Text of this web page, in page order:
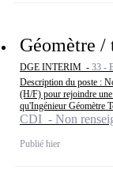
Géomètre /
DGE INTERIM - 33 -
Description du poste :
(H/F) pour rejoindre une
qu'Ingénieur Géomètre
CDI - Non
Publié hier